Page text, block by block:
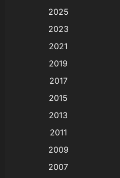
Animation การ์ตูน
Animation อนิเมะ
Animation แอนิเมชัน
(9)
Big tits (นมใหญ่)
2025
2023
2021
2019
2017
2015
2013
2011
2009
2007